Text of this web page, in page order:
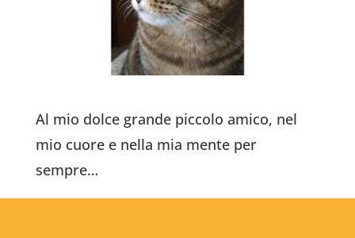
Al mio dolce grande piccolo amico, nel
mio cuore e nella mia mente per
sempre…